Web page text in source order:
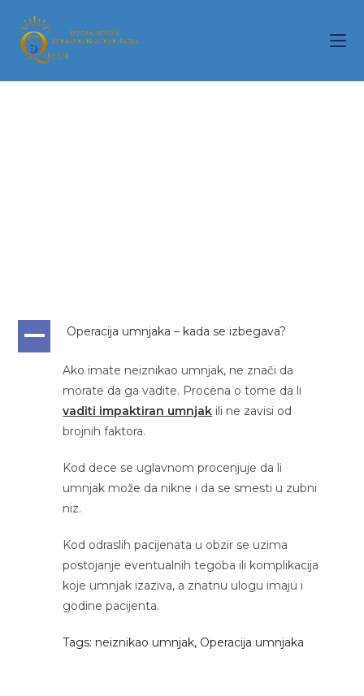
A Operacija umnjaka – kada se izbegava?
Ako imate neiznikao umnjak, ne znači da
morate da ga vadite. Procena o tome da li
vaditi impaktiran umnjak ili ne zavisi od
brojnih faktora.
Kod dece se uglavnom procenjuje da li
umnjak može da nikne i da se smesti u zubni
niz.
Kod odraslih pacijenata u obzir se uzima
postojanje eventualnih tegoba ili komplikacija
koje umnjak izaziva, a znatnu ulogu imaju i
godine pacijenta.
Tags: neiznikao umnjak, Operacija umnjaka